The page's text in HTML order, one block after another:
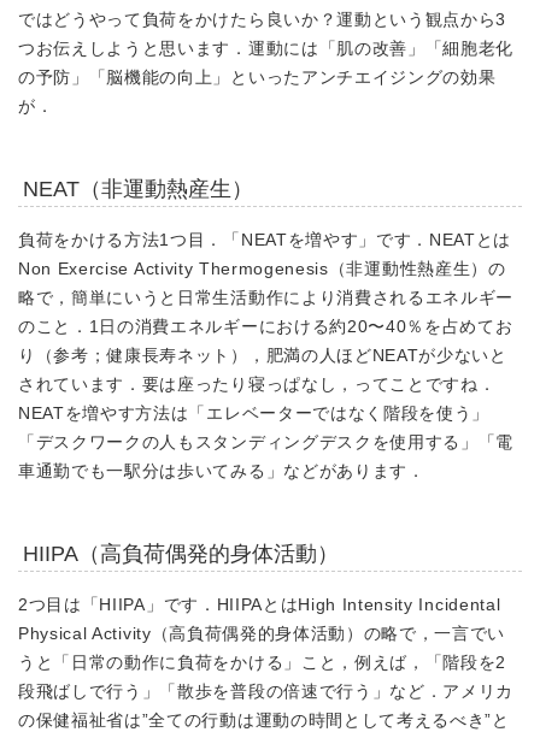
ではどうやって負荷をかけたら良いか？運動という観点から3
つお伝えしようと思います．運動には
「肌の改善」「細胞老化
の予防」「脳機能の向上」
といったアンチエイジングの効果
が．
NEAT（非運動熱産生）
負荷をかける方法1つ目． 「NEATを増やす」 です．NEATとは
Non Exercise Activity Thermogenesis（非運動性熱産生）の
略で，簡単にいうと日常生活動作により消費されるエネルギー
のこと．1日の消費エネルギーにおける約20〜40％を占めてお
り（参考；健康長寿ネット），肥満の人ほどNEATが少ないと
されています．要は座ったり寝っぱなし，ってことですね．
NEATを増やす方法は「エレベーターではなく階段を使う」
「デスクワークの人もスタンディングデスクを使用する」「電
車通勤でも一駅分は歩いてみる」などがあります．
HIIPA（高負荷偶発的身体活動）
2つ目は 「HIIPA」 です．HIIPAとはHigh Intensity Incidental
Physical Activity（高負荷偶発的身体活動）の略で，一言でい
うと「日常の動作に負荷をかける」こと，例えば，「階段を2
段飛ばしで行う」「散歩を普段の倍速で行う」など．アメリカ
の保健福祉省は”全ての行動は運動の時間として考えるべき”と